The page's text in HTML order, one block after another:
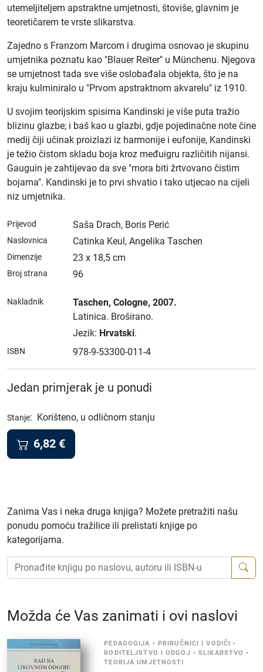
utemeljiteljem apstraktne umjetnosti, štoviše, glavnim je
teoretičarem te vrste slikarstva.
Zajedno s Franzom Marcom i drugima osnovao je skupinu
umjetnika poznatu kao "Blauer Reiter" u Münchenu. Njegova
se umjetnost tada sve više oslobađala objekta, što je na
kraju kulminiralo u "Prvom apstraktnom akvarelu" iz 1910.
U svojim teorijskim spisima Kandinski je više puta tražio
blizinu glazbe; i baš kao u glazbi, gdje pojedinačne note čine
medij čiji učinak proizlazi iz harmonije i eufonije, Kandinski
je težio čistom skladu boja kroz međuigru različitih nijansi.
Gauguin je zahtijevao da sve "mora biti žrtvovano čistim
bojama". Kandinski je to prvi shvatio i tako utjecao na cijeli
niz umjetnika.
Prijevod Saša Drach, Boris Perić
Naslovnica Catinka Keul, Angelika Taschen
Dimenzije 23 x 18,5 cm
Broj strana 96
Nakladnik Taschen, Cologne, 2007.
Latinica. Broširano.
Jezik: Hrvatski.
ISBN 978-9-53300-011-4
Jedan primjerak je u ponudi
Stanje: Korišteno, u odličnom stanju
6,82 €
Zanima Vas i neka druga knjiga? Možete pretražiti našu
ponudu pomoću tražilice ili prelistati knjige po
kategorijama.
Možda će Vas zanimati i ovi naslovi
PEDAGOGIJA • PRIRUČNICI I VODIČI •
RODITELJSTVO I ODGOJ •SLIKARSTVO •
TEORIJA UMJETNOSTI